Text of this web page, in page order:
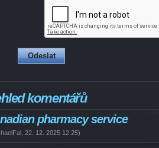
komentářů
pharmacy service
22. 12. 2025 12:25)